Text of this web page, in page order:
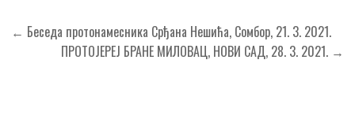
Кретање
чланка
← Беседа протонамесника Срђана Нешића, Сомбор, 21. 3. 2021.
ПРОТОЈЕРЕЈ БРАНЕ МИЛОВАЦ, НОВИ САД, 28. 3. 2021. →